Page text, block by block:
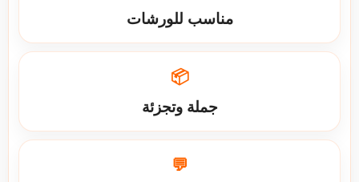
مناسب للورشات
📦
جملة وتجزئة
💬